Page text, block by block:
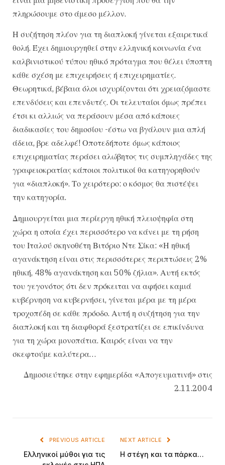
πληρώσουμε στο άμεσο μέλλον.
Η συζήτηση πλέον για τη διαπλοκή γίνεται εξαιρετικά
θολή. Έχει δημιουργηθεί στην ελληνική κοινωνία ένα
καλβινιστικού τύπου ηθικό πρόταγμα που θέλει ύποπτη
κάθε σχέση με επιχειρήσεις ή επιχειρηματίες.
Θεωρητικά, βέβαια όλοι ισχυρίζονται ότι χρειαζόμαστε
επενδύσεις και επενδυτές. Οι τελευταίοι όμως πρέπει
έτσι κι αλλιώς να περάσουν μέσα από κάποιες
διαδικασίες του δημοσίου -έστω να βγάλουν μια απλή
άδεια, βρε αδελφέ! Οποτεδήποτε όμως κάποιος
επιχειρηματίας περάσει αλώβητος τις συμπληγάδες της
γραφειοκρατίας κάποιοι πολιτικοί θα κατηγορηθούν
για «διαπλοκή». Το χειρότερο: ο κόσμος θα πιστέψει
την κατηγορία.
Δημιουργείται μια περίεργη ηθική πλειοψηφία στη
χώρα η οποία έχει περισσότερο να κάνει με τη ρήση
του Ιταλού σκηνοθέτη Βιτόριο Ντε Σίκα: «Η ηθική
αγανάκτηση είναι στις περισσότερες περιπτώσεις 2%
ηθική, 48% αγανάκτηση και 50% ζήλια». Αυτή εκτός
του γεγονότος ότι δεν πρόκειται να αφήσει καμιά
κυβέρνηση να κυβερνήσει, γίνεται μέρα με τη μέρα
τροχοπέδη σε κάθε πρόοδο. Αυτή η συζήτηση για την
διαπλοκή και τη διαφθορά ξεστρατίζει σε επικίνδυνα
για τη χώρα μονοπάτια. Καιρός είναι να την
σκεφτούμε καλύτερα…
Δημοσιεύτηκε στην εφημερίδα «Απογευματινή» στις
2.11.2004
PREVIOUS ARTICLE
Ελληνικοί μύθοι για τις
NEXT ARTICLE
Η στέγη και τα πάρκα…